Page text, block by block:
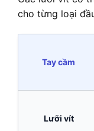
cho từng loại
Tay cầm
Lưỡi vít